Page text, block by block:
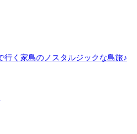
行く家島のノスタルジックな島旅♪